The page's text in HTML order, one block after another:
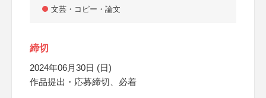
文芸・コピー・論文
締切
2024年06月30日 (日)
作品提出・応募締切、必着